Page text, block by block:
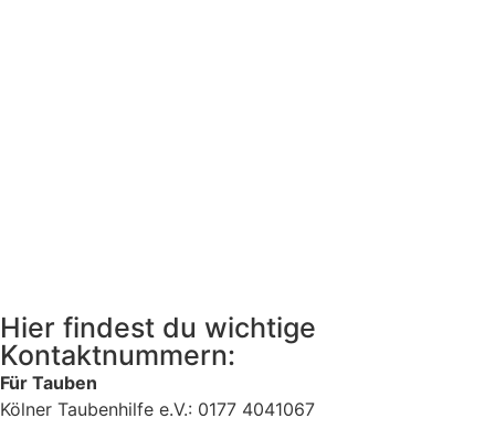
Hier findest du wichtige
Kontaktnummern:
Für Tauben
Kölner Taubenhilfe e.V.: 0177 4041067